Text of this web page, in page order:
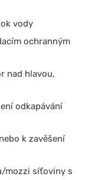
vody
ochranným
nad hlavou,
odkapávání
k zavěšení
mozzi síťoviny s